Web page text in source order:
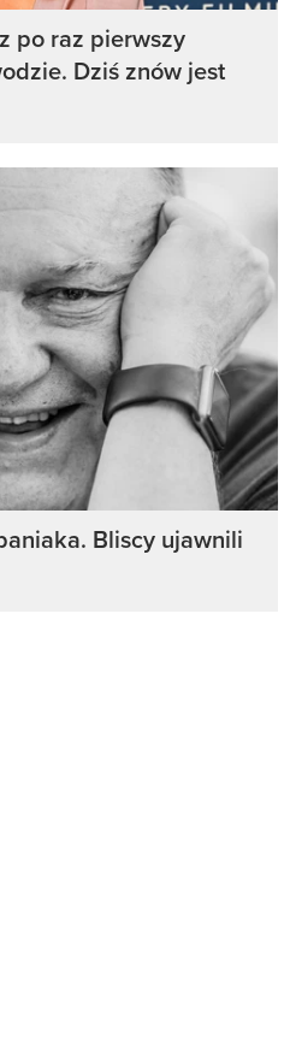
po raz pierwszy
Dziś znów jest
Bliscy ujawnili